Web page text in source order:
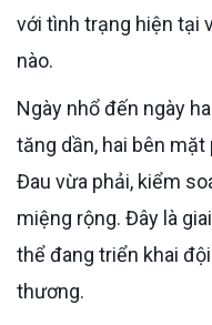
với tình trạng hiện tại
nào.
Ngày nhổ đến ngày hai — sưng bắt đầu xuất hiện,
tăng dần, hai bên
Đau vừa phải, kiểm
miệng rộng. Đây là
thể đang triển khai
thương.